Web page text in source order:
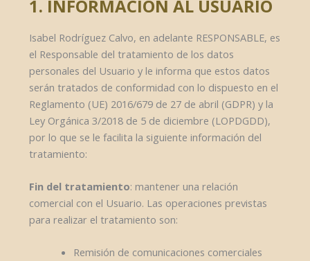
1. INFORMACIÓN AL USUARIO
Isabel Rodríguez Calvo, en adelante RESPONSABLE, es
el Responsable del tratamiento de los datos
personales del Usuario y le informa que estos datos
serán tratados de conformidad con lo dispuesto en el
Reglamento (UE) 2016/679 de 27 de abril (GDPR) y la
Ley Orgánica 3/2018 de 5 de diciembre (LOPDGDD),
por lo que se le facilita la siguiente información del
tratamiento:
Fin del tratamiento: mantener una relación
comercial con el Usuario. Las operaciones previstas
para realizar el tratamiento son:
Remisión de comunicaciones comerciales